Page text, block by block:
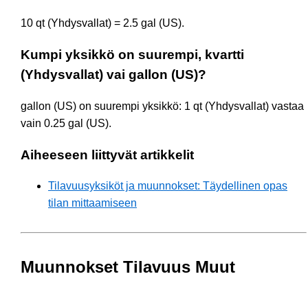
10 qt (Yhdysvallat) = 2.5 gal (US).
Kumpi yksikkö on suurempi, kvartti
(Yhdysvallat) vai gallon (US)?
gallon (US) on suurempi yksikkö: 1 qt (Yhdysvallat) vastaa
vain 0.25 gal (US).
Aiheeseen liittyvät artikkelit
Tilavuusyksiköt ja muunnokset: Täydellinen opas
tilan mittaamiseen
Muunnokset Tilavuus Muut